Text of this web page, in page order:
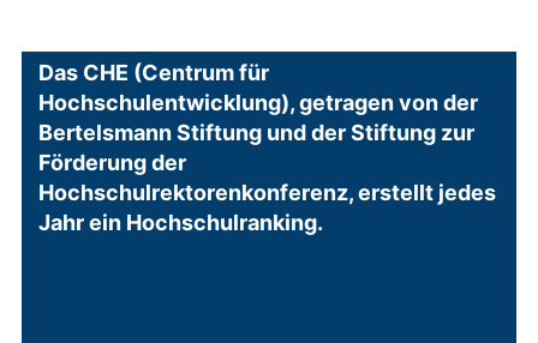
Das CHE (Centrum für
Hochschulentwicklung), getragen von der
Bertelsmann Stiftung und der Stiftung zur
Förderung der
Hochschulrektorenkonferenz, erstellt jedes
Jahr ein Hochschulranking.